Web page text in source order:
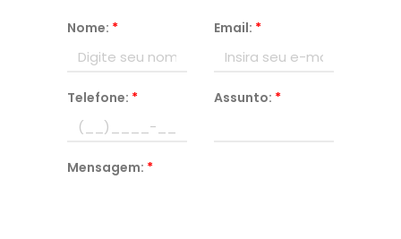
Nome: * Email: *
Telefone: * Assunto: *
Mensagem: *